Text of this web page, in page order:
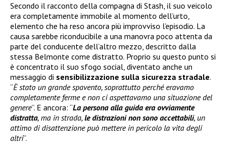
Secondo il racconto della compagna di Stash, il suo veicolo
era completamente immobile al momento dell’urto,
elemento che ha reso ancora più improvviso l’episodio. La
causa sarebbe riconducibile a una manovra poco attenta da
parte del conducente dell’altro mezzo, descritto dalla
stessa Belmonte come distratto. Proprio su questo punto si
è concentrato il suo sfogo social, diventato anche un
messaggio di sensibilizzazione sulla sicurezza stradale.
“È stato un grande spavento, soprattutto perché eravamo
completamente ferme e non ci aspettavamo una situazione del
genere”. E ancora: “La persona alla guida era ovviamente
distratta, ma in strada, le distrazioni non sono accettabili, un
attimo di disattenzione può mettere in pericolo la vita degli
altri”.